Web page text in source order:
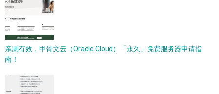
亲测有效，甲骨文云（Oracle Cloud）「永久」免费服务器申请指
南！